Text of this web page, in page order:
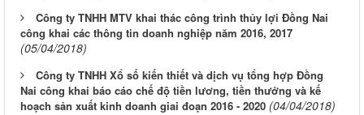
Công ty TNHH MTV khai thác công trình thủy lợi Đồng Nai
công khai các thông tin doanh nghiệp năm 2016, 2017
(05/04/2018)
Công ty TNHH Xổ số kiến thiết và dịch vụ tổng hợp Đồng
Nai công khai báo cáo chế độ tiền lương, tiền thưởng và kế
hoạch sản xuất kinh doanh giai đoạn 2016 - 2020 (04/04/2018)